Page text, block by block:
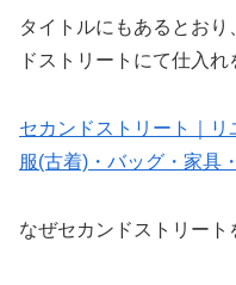
タイトルにもあるとお
ドストリートにて仕入れ
セカンドストリート｜
服(古着)・バッグ・家具
なぜセカンドストリート